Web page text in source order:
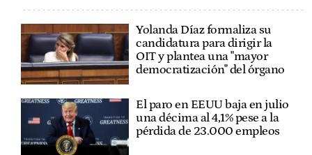
Yolanda Díaz formaliza su
candidatura para dirigir la
OIT y plantea una "mayor
democratización" del órgano
El paro en EEUU baja en julio
una décima al 4,1% pese a la
pérdida de 23.000 empleos